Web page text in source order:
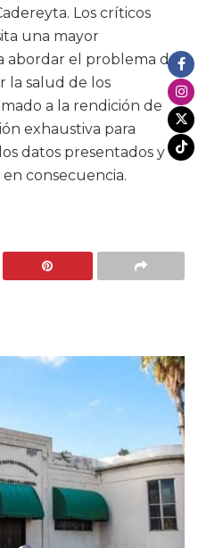
Los críticos
una mayor
abordar el problema de
la salud de los
a la rendición de
exhaustiva para
datos presentados y
consecuencia.